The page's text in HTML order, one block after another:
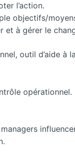
l’action.
objectifs/
à gérer le
outil d’aide à
opérationnel.